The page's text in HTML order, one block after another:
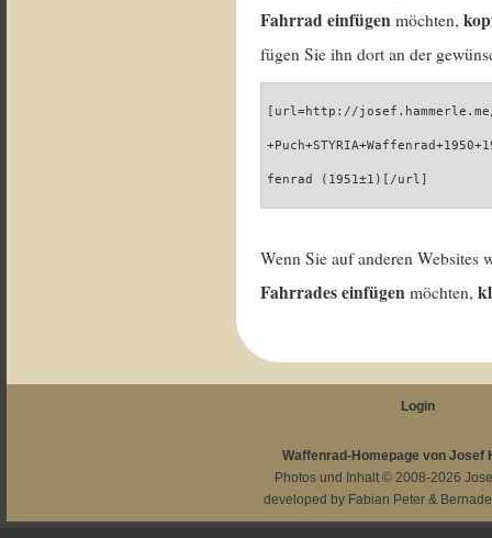
Fahrrad einfügen möchten,
fügen Sie ihn dort an der
[url=http://
fenrad (1951±1)[/url]
Wenn Sie auf anderen
Fahrrades einfügen möchten,
Login
Waffenrad-Homepage von Josef
Photos und Inhalt © 2008-2026
developed by Fabian Peter &